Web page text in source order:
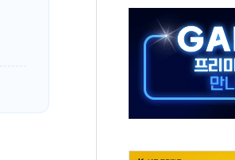
기술지주 출범…에너지 유니콘기업 본격 육성
스, 용인·청주에 54조 투자…D램·낸드 동시 증설